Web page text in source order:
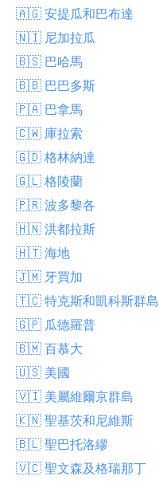
🇦🇬 安提瓜和巴布達
🇳🇮 尼加拉瓜
🇧🇸 巴哈馬
🇧🇧 巴巴多斯
🇵🇦 巴拿馬
🇨🇼 庫拉索
🇬🇩 格林納達
🇬🇱 格陵蘭
🇵🇷 波多黎各
🇭🇳 洪都拉斯
🇭🇹 海地
🇯🇲 牙買加
🇹🇨 特克斯和凱科斯群島
🇬🇵 瓜德羅普
🇧🇲 百慕大
🇺🇸 美國
🇻🇮 美屬維爾京群島
🇰🇳 聖基茨和尼維斯
🇧🇱 聖巴托洛繆
🇻🇨 聖文森及格瑞那丁